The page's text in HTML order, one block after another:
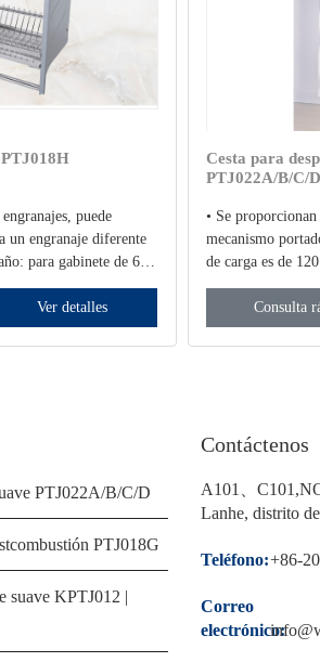
puede
un engranaje diferente
para gabinete de 600
Hierro • Col
Ver detalles
Cesta para
PTJ022A/B/C/D
• Se
mecanismo
de carga es de
altos con bisagras
Consulta
PTJ022A/B/C/D
PTJ018G
suave KPTJ012 |
Contáctenos
A101、
Lanhe, distrito
Teléfono:+86-
Correo
electrónico: